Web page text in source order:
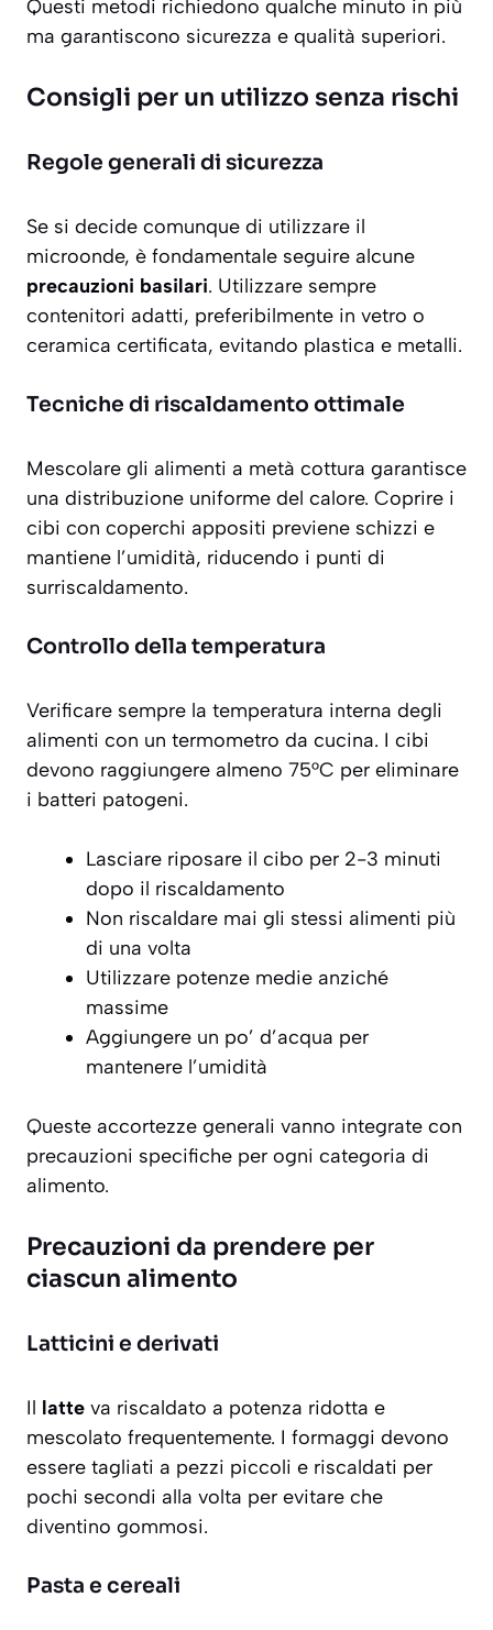
Questi metodi richiedono qualche minuto in più
ma garantiscono sicurezza e qualità superiori.
Consigli per un utilizzo senza rischi
Regole generali di sicurezza
Se si decide comunque di utilizzare il
microonde, è fondamentale seguire alcune
precauzioni basilari. Utilizzare sempre
contenitori adatti, preferibilmente in vetro o
ceramica certificata, evitando plastica e metalli.
Tecniche di riscaldamento ottimale
Mescolare gli alimenti a metà cottura garantisce
una distribuzione uniforme del calore. Coprire i
cibi con coperchi appositi previene schizzi e
mantiene l’umidità, riducendo i punti di
surriscaldamento.
Controllo della temperatura
Verificare sempre la temperatura interna degli
alimenti con un termometro da cucina. I cibi
devono raggiungere almeno 75°C per eliminare
i batteri patogeni.
Lasciare riposare il cibo per 2-3 minuti
dopo il riscaldamento
Non riscaldare mai gli stessi alimenti più
di una volta
Utilizzare potenze medie anziché
massime
Aggiungere un po’ d’acqua per
mantenere l’umidità
Queste accortezze generali vanno integrate con
precauzioni specifiche per ogni categoria di
alimento.
Precauzioni da prendere per
ciascun alimento
Latticini e derivati
Il latte va riscaldato a potenza ridotta e
mescolato frequentemente. I formaggi devono
essere tagliati a pezzi piccoli e riscaldati per
pochi secondi alla volta per evitare che
diventino gommosi.
Pasta e cereali